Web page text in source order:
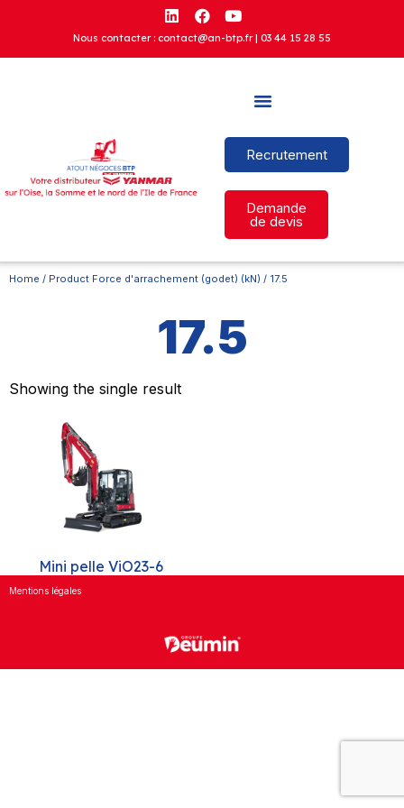
Nous contacter : contact@an-btp.fr | 03 44 15 28 55
Recrutement
Demande
de devis
Home / Product Force d'arrachement (godet) (kN) / 17.5
17.5
Showing the single result
Mini pelle ViO23-6
Mentions légales